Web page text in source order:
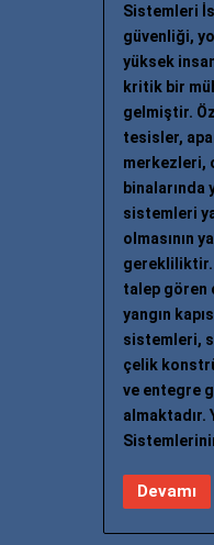
Sistemleri
güvenliği,
yüksek
kritik bir
gelmiştir.
tesisler,
merkezleri,
binalarında
sistemleri
olmasının
gerekliliktir.
talep gören
yangın
sistemleri,
çelik
ve entegre
almaktadır.
Devamı